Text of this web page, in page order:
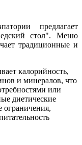
предлагает
стол". Меню
традиционные и
калорийность,
и минералов, что
или
диетические
ограничения,